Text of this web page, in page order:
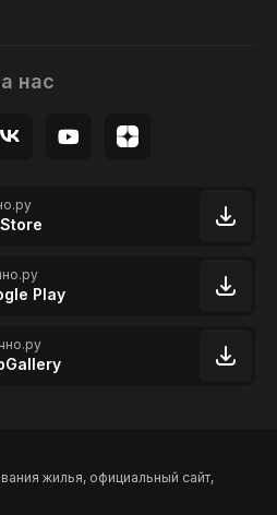
нас
Play
жилья, официальный сайт,